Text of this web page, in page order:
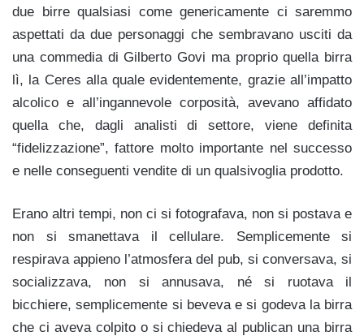
due birre qualsiasi come genericamente ci saremmo
aspettati da due personaggi che sembravano usciti da
una commedia di Gilberto Govi ma proprio quella birra
lì, la Ceres alla quale evidentemente, grazie all’impatto
alcolico e all’ingannevole corposità, avevano affidato
quella che, dagli analisti di settore, viene definita
“fidelizzazione”, fattore molto importante nel successo
e nelle conseguenti vendite di un qualsivoglia prodotto.
Erano altri tempi, non ci si fotografava, non si postava e
non si smanettava il cellulare. Semplicemente si
respirava appieno l’atmosfera del pub, si conversava, si
socializzava, non si annusava, né si ruotava il
bicchiere, semplicemente si beveva e si godeva la birra
che ci aveva colpito o si chiedeva al publican una birra